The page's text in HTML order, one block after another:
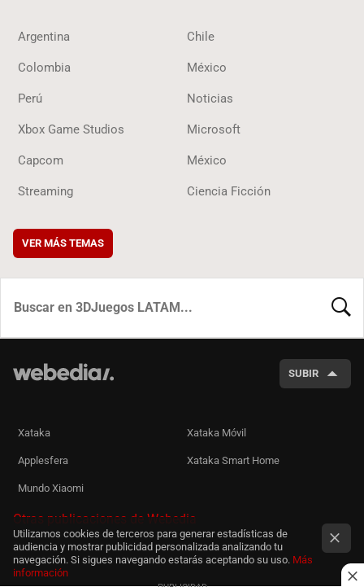
Argentina Chile
Colombia México
Perú Noticias
Xbox Game Studios Microsoft
Capcom México
Streaming Ciencia Ficción
VER MÁS TEMAS
SUBIR
Xataka Xataka Móvil
Applesfera Xataka Smart Home
Mundo Xiaomi
Otras publicaciones de Webedia
Utilizamos cookies de terceros para generar estadísticas de
audiencia y mostrar publicidad personalizada analizando tu
navegación. Si sigues navegando estarás aceptando su uso. Más
información